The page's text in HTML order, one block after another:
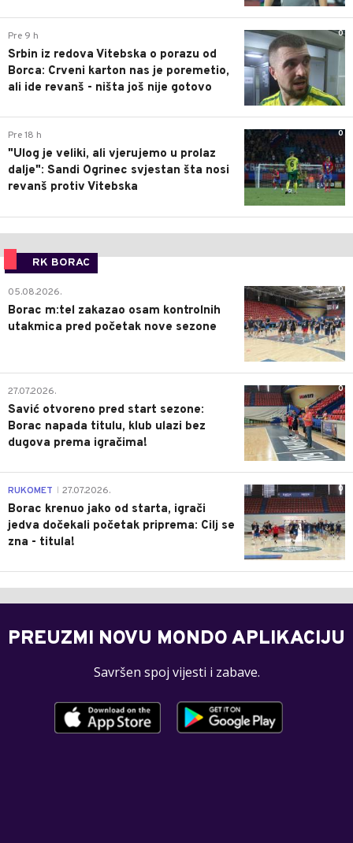
0
Pre 9 h
Srbin iz redova Vitebska o porazu od
Borca: Crveni karton nas je poremetio,
ali ide revanš - ništa još nije gotovo
0
Pre 18 h
"Ulog je veliki, ali vjerujemo u prolaz
dalje": Sandi Ogrinec svjestan šta nosi
revanš protiv Vitebska
RK BORAC
0
05.08.2026.
Borac m:tel zakazao osam kontrolnih
utakmica pred početak nove sezone
0
27.07.2026.
Savić otvoreno pred start sezone:
Borac napada titulu, klub ulazi bez
dugova prema igračima!
0
RUKOMET 27.07.2026.
Borac krenuo jako od starta, igrači
jedva dočekali početak priprema: Cilj se
zna - titula!
PREUZMI NOVU MONDO APLIKACIJU
Savršen spoj vijesti i zabave.